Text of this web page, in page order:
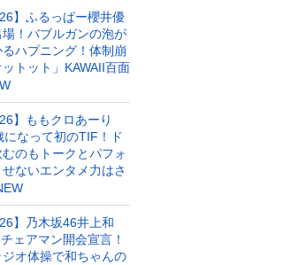
】ふるっぱー櫻井優
！バブルガンの泡が
ハプニング！体制崩
ットット」KAWAII百面
】ももクロあーり
になって初のTIF！ド
むのもトークとパフォ
ないエンタメ力はさ
】乃木坂46井上和
ェアマン開会宣言！
オ体操で和ちゃんの